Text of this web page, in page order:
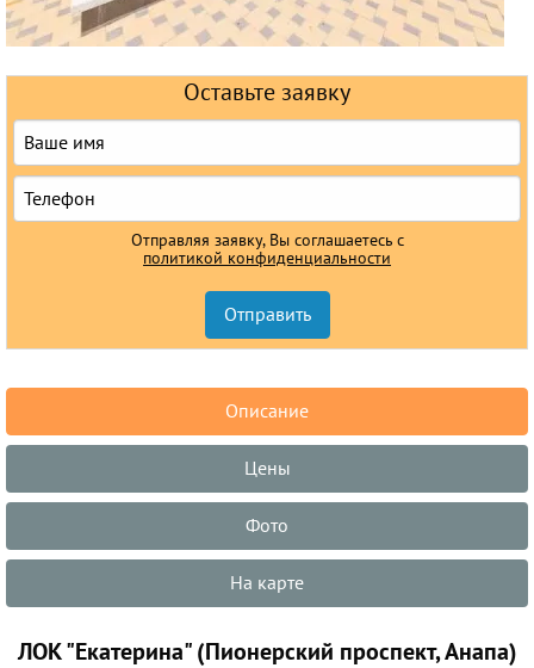
Оставьте заявку
Отправляя заявку, Вы соглашаетесь с
политикой конфиденциальности
Описание
Цены
Фото
На карте
ЛОК "Екатерина" (Пионерский проспект, Анапа)